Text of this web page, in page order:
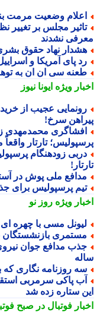
وضعیت مرمت
مجلس بر تغییر نظر
نشدند
نهاد حقوق بشری
پای آمریکا و اسراییل
سی ان ان به توهم
ویژهایونا نیوز
عجیب از خرید
سرخ!
محمدمهدی زارع
تارتار واقعاً
زودهنگام پرسپولیس
ملی پوش در
پرسپولیس برای
ویژهروز نو
مسی با چهره ای
بازنشستگان
مدافع جوان نیروی
روزنامه نگاری که
پاکی سرمربی
ستاره زده شد
فوتبال در صبح فوتبالی